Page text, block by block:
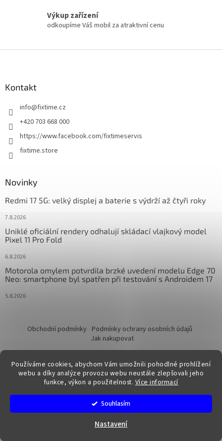
Používáme cookies, abychom Vám umožnili pohodlné prohlížení
webu a díky analýze provozu webu neustále zlepšovali jeho
funkce, výkon a použitelnost. Více informací
Souhlasím
Nastavení
Výkup zařízení
odkoupíme Váš mobil za atraktivní cenu
Kontakt
info@fixtime.cz
+420 703 668 000
https://www.facebook.com/fixtimeservis
fixtime.store
Novinky
Redmi 17 5G: velký displej a baterie s výdrží až čtyři roky
7.8.2026
Uniklé oficiální rendery odhalují skládací vlajkový model
Pixel 11 Pro Fold
6.8.2026
Motorola omylem potvrdila brzké uvedení modelu Edge 70
Neo: smartphone byl spatřen při testování s Androidem 17
5.8.2026
Obchodní podmínky Podmínky ochrany osobních údajů
Jak nakupovat
Vytvořil Shoptet